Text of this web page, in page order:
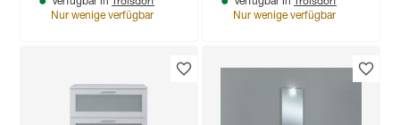
Nur wenige verfügbar Nur wenige verfügbar